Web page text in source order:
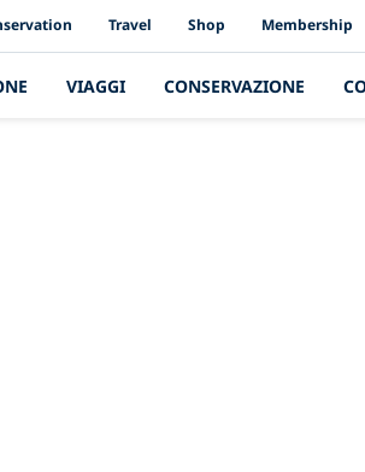
Travel Shop Membership
VIAGGI CONSERVAZIONE